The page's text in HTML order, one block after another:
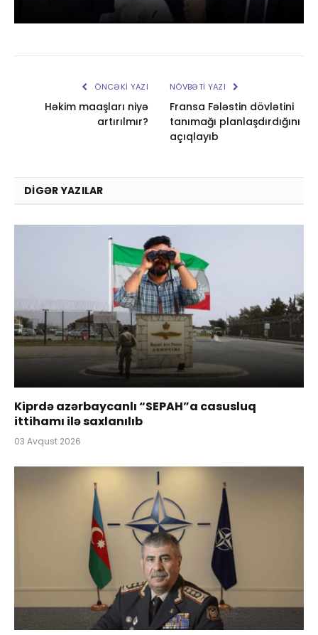
ÖNCƏKI YAZI
Həkim maaşları niyə
artırılmır?
NÖVBƏTI YAZI
Fransa Fələstin dövlətini
tanımağı planlaşdırdığını
açıqlayıb
DIGƏR YAZILAR
Kiprdə azərbaycanlı “SEPAH”a casusluq
ittihamı ilə saxlanılıb
03 Avqust 2026